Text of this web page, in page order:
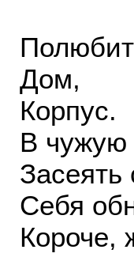
Дом,
Корпус.
В чужую
Засеять
Себя
Короче,